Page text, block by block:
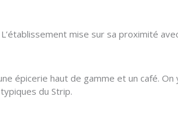
mise sur sa proximité
épicerie haut de gamme et un café. On
du Strip.